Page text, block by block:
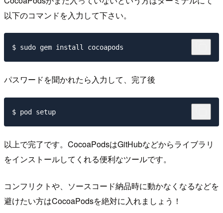
以下のコマンドを入力して下さい。
パスワードを聞かれたら入力して、完了後
以上で完了です。CocoaPodsはGitHubなどからライブラリ
をインストールしてくれる便利なツールです。
コンフリクトや、ソースコード納品時に動かなくなるなどを
避けたい方はCocoaPodsを絶対に入れましょう！